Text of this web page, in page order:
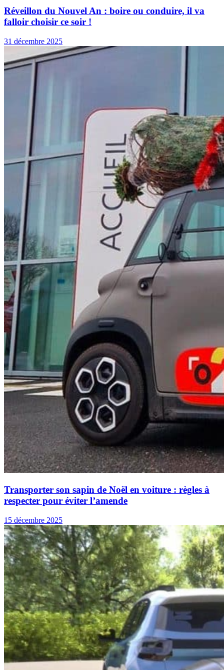
Réveillon du Nouvel An : boire ou conduire, il va
falloir choisir ce soir !
31 décembre 2025
Transporter son sapin de Noël en voiture : règles à
respecter pour éviter l’amende
15 décembre 2025